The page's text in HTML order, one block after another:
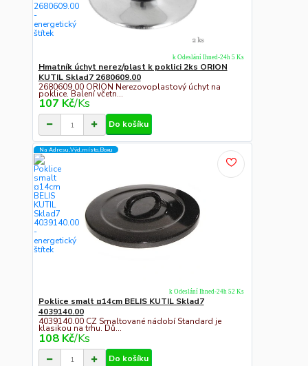
Hmatník úchyt nerez/plast k poklici 2ks ORION
KUTIL Sklad7 2680609.00
2680609.00 ORION Nerezovoplastový úchyt na
poklice. Balení včetn...
107 Kč/Ks
k Odeslání Ihned-24h 5 Ks
Do košíku
Na Adresu,Výd.místo,Boxu
Poklice smalt ¤14cm BELIS KUTIL Sklad7
4039140.00
4039140.00 CZ Smaltované nádobí Standard je
klasikou na trhu. Dů...
108 Kč/Ks
k Odeslání Ihned-24h 52 Ks
Do košíku